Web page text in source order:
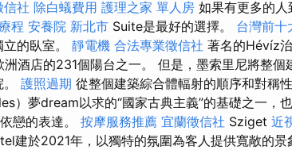
信社 除白蟻費用 護理之家 單人房 如果有更多的
程 安養院 新北市 Suite是最好的選擇。 台灣前十
的臥室。 靜電機 合法專業徵信社 著名的Hévíz
酒店的231個陽台之一。 但是，墨索里尼將整個
護照過期 從整個建築綜合體輻射的順序和對稱
）夢dream以求的“國家古典主義”的基礎之一，
戀的表達。 按摩服務推薦 宜蘭徵信社 Sziget 近
建於2021年，以獨特的氛圍為客人提供寬敞的景